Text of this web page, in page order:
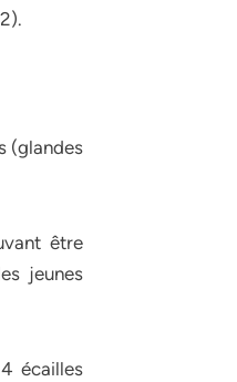
(glandes
être
jeunes
écailles